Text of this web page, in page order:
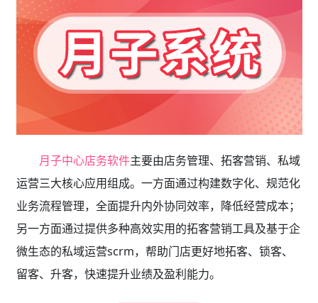
月子中心店务软件主要由店务管理、拓客营销、私域
运营三大核心应用组成。一方面通过构建数字化、规范化
业务流程管理，全面提升内外协同效率，降低经营成本；
另一方面通过提供多种高效实用的拓客营销工具及基于企
微生态的私域运营scrm，帮助门店更好地拓客、锁客、
留客、升客，快速提升业绩及盈利能力。